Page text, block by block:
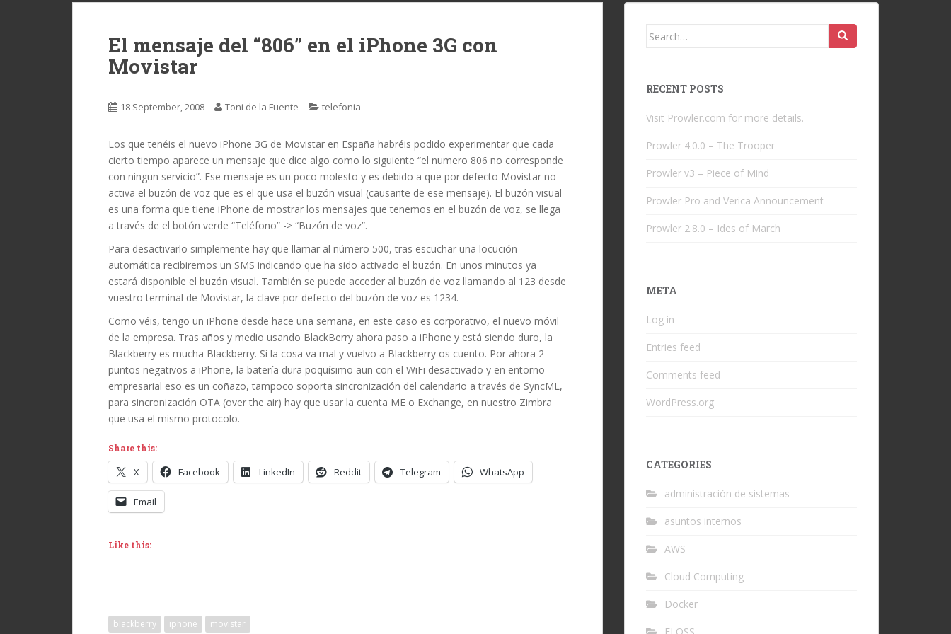
El mensaje del “806” en el iPhone 3G con
Movistar
18 September, 2008 Toni de la Fuente telefonia
Los que tenéis el nuevo iPhone 3G de Movistar en España habréis podido experimentar que cada
cierto tiempo aparece un mensaje que dice algo como lo siguiente “el numero 806 no corresponde
con ningun servicio”. Ese mensaje es un poco molesto y es debido a que por defecto Movistar no
activa el buzón de voz que es el que usa el buzón visual (causante de ese mensaje). El buzón visual
es una forma que tiene iPhone de mostrar los mensajes que tenemos en el buzón de voz, se llega
a través de el botón verde “Teléfono” -> “Buzón de voz”.
Para desactivarlo simplemente hay que llamar al número 500, tras escuchar una locución
automática recibiremos un SMS indicando que ha sido activado el buzón. En unos minutos ya
estará disponible el buzón visual. También se puede acceder al buzón de voz llamando al 123 desde
vuestro terminal de Movistar, la clave por defecto del buzón de voz es 1234.
Como véis, tengo un iPhone desde hace una semana, en este caso es corporativo, el nuevo móvil
de la empresa. Tras años y medio usando BlackBerry ahora paso a iPhone y está siendo duro, la
Blackberry es mucha Blackberry. Si la cosa va mal y vuelvo a Blackberry os cuento. Por ahora 2
puntos negativos a iPhone, la batería dura poquísimo aun con el WiFi desactivado y en entorno
empresarial eso es un coñazo, tampoco soporta sincronización del calendario a través de SyncML,
para sincronización OTA (over the air) hay que usar la cuenta ME o Exchange, en nuestro Zimbra
que usa el mismo protocolo.
Share this:
X Facebook LinkedIn Reddit Telegram WhatsApp
Email
Like this:
blackberry iphone movistar
Search
RECENT POSTS
Visit Prowler.com for more details.
Prowler 4.0.0 – The Trooper
Prowler v3 – Piece of Mind
Prowler Pro and Verica Announcement
Prowler 2.8.0 – Ides of March
META
Log in
Entries feed
Comments feed
WordPress.org
CATEGORIES
administración de sistemas
asuntos internos
AWS
Cloud Computing
Docker